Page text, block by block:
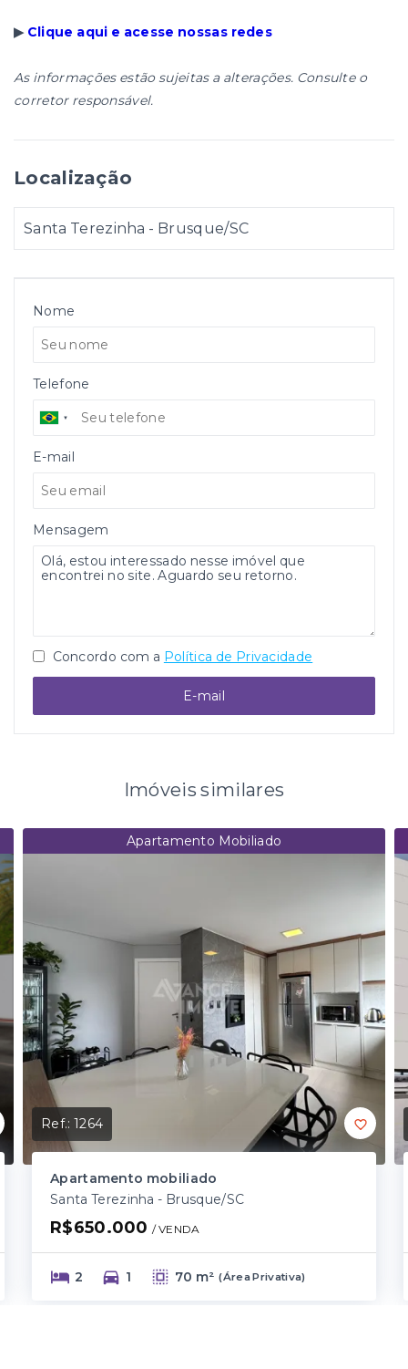
Nome
Telefone
E-mail
Mensagem
Concordo com a Política de Privacidade
E-mail
▶Clique aqui e acesse nossas redes
As informações estão sujeitas a alterações. Consulte o
corretor responsável.
Localização
Santa Terezinha - Brusque/SC
Imóveis similares
Apartamento Mobiliado
Ref.:1264
Apartamento mobiliado
Santa Terezinha - Brusque/SC
R$650.000 / VENDA
2 1 70 m² (Área Privativa)